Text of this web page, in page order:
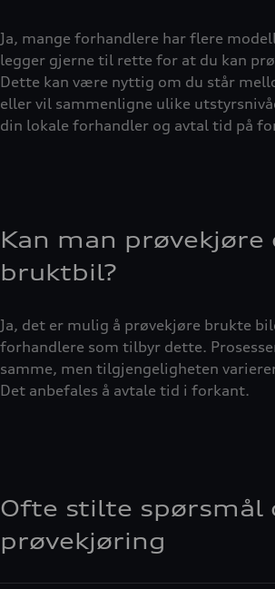
Ja, mange forhandlere har flere
legger gjerne til rette for at du kan
Dette kan være nyttig om du står
eller vil sammenligne ulike
din lokale forhandler og avtal tid på
Kan man prøvekjøre
bruktbil?
Ja, det er mulig å prøvekjøre brukte
forhandlere som tilbyr dette.
samme, men tilgjengeligheten
Det anbefales å avtale tid i forkant.
Ofte stilte spørsmål
prøvekjøring